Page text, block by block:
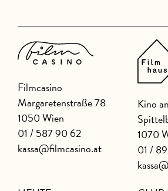
Filmcasino
Margaretenstraße 78
1050 Wien
01 / 587 90 62
kassa@filmcasino.at
Kino
1070
01 /